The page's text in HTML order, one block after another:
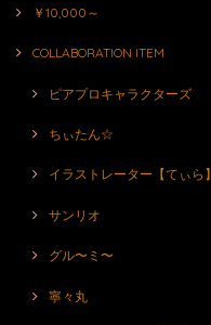
￥10,000～
COLLABORATION ITEM
ピアプロキャラクターズ
ちぃたん☆
イラストレーター【てぃら】
サンリオ
グル〜ミ〜
寧々丸